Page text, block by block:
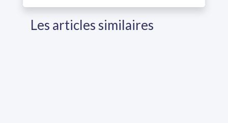
Les articles similaires